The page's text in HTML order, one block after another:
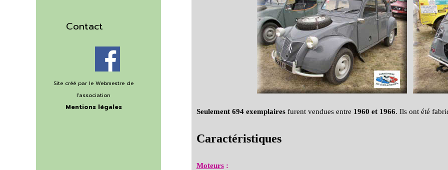
Contact
Site créé par le Webmestre de
l'association
Mentions légales
Seulement 694 exemplaires furent vendues entre 1960 et 1966. Ils ont été
Caractéristiques
Moteurs :